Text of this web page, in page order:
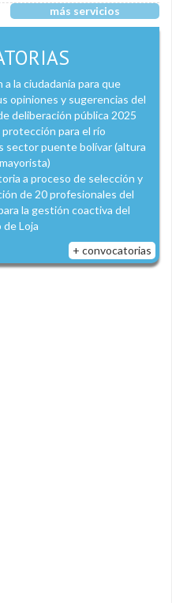
más servicios
a la ciudadanía para que
opiniones y sugerencias del
deliberación pública 2025
para el río
sector puente bolívar (altura
a proceso de selección y
de 20 profesionales del
la gestión coactiva del
Loja
+ convocatorias